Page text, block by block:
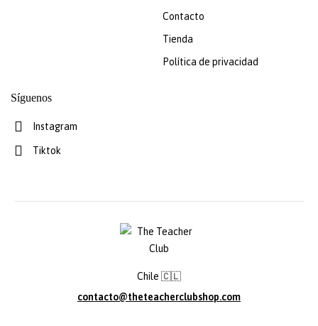
Contacto
Tienda
Política de privacidad
Síguenos
Instagram
Tiktok
Chile 🇨🇱
contacto@theteacherclubshop.com